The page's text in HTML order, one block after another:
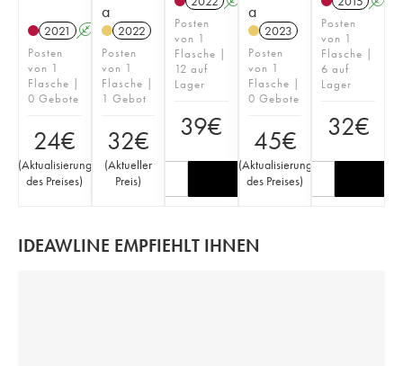
2021 A
Posten
von 1
Flasche |
0 Gebote
24€
(Aktualisierung
des Preises)
a
2022
Posten
von 1
Flasche |
1 Gebot
32€
(Aktueller
Preis)
Posten
von 1
Flasche |
12 auf
Lager
39€
a
2023
Posten
von 1
Flasche |
0 Gebote
45€
(Aktualisierung
des Preises)
Posten
von 1
Flasche |
6 auf
Lager
32€
IDEAWLINE EMPFIEHLT IHNEN